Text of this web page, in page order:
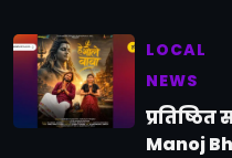
LOCAL
NEWS
Manoj